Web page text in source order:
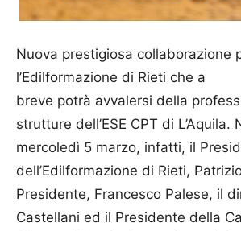
Nuova prestigiosa collaborazione
l’Edilformazione di Rieti che a
breve potrà avvalersi della
strutture dell’ESE CPT di
mercoledì 5 marzo, infatti, il
dell’Edilformazione di Rieti,
Presidente, Francesco Palese, il
Castellani ed il Presidente della